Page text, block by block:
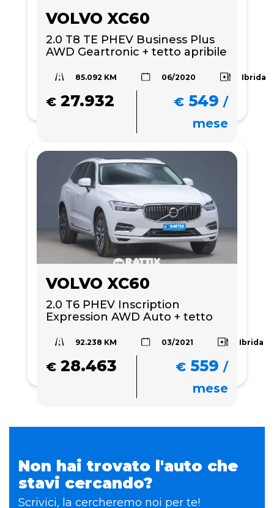
VOLVO XC60
2.0 T8 TE PHEV Business Plus
AWD Geartronic + tetto apribile
85.092 KM 06/2020 Ibrida
€ 27.932 € 549 /
mese
VOLVO XC60
2.0 T6 PHEV Inscription
Expression AWD Auto + tetto
92.238 KM 03/2021 Ibrida
€ 28.463 € 559 /
mese
Non hai trovato l'auto che
stavi cercando?
Scrivici, la cercheremo noi per te!